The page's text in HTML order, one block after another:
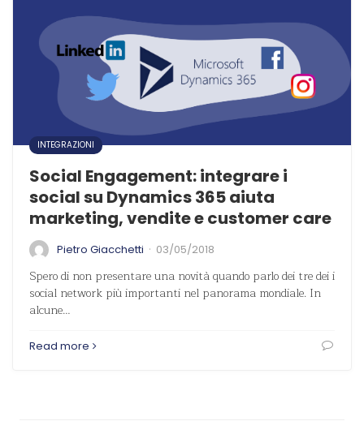
INTEGRAZIONI
Social Engagement: integrare i
social su Dynamics 365 aiuta
marketing, vendite e customer care
Pietro Giacchetti · 03/05/2018
Spero di non presentare una novità quando parlo dei tre dei i
social network più importanti nel panorama mondiale. In
alcune…
Read more